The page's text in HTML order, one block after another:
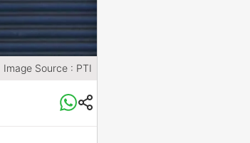
Image Source : PTI